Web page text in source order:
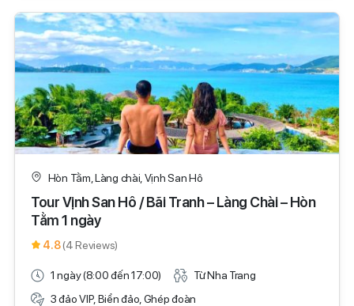
Hòn Tằm, Làng chài, Vịnh San Hô
Tour Vịnh San Hô / Bãi Tranh – Làng Chài – Hòn
Tằm 1 ngày
4.8(4 Reviews)
1 ngày (8:00 đến 17:00)
Từ Nha Trang
3 đảo VIP, Biển đảo, Ghép đoàn